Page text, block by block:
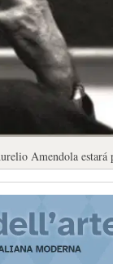
Amendola estará